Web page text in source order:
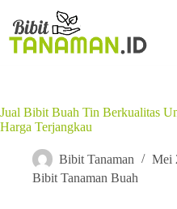
Jual Bibit Buah Tin Berkualitas
Harga Terjangkau
Bibit Tanaman
Mei
Bibit Tanaman Buah